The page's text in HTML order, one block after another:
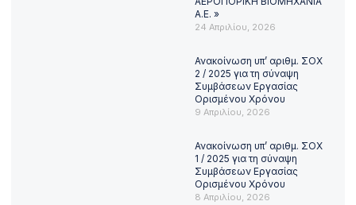
Α.Ε. »
24 Απριλίου, 2026
Ανακοίνωση υπ’ αριθμ. ΣΟΧ
2 / 2025 για τη σύναψη
Συμβάσεων Εργασίας
Ορισμένου Χρόνου
9 Απριλίου, 2026
Ανακοίνωση υπ’ αριθμ. ΣΟΧ
1 / 2025 για τη σύναψη
Συμβάσεων Εργασίας
Ορισμένου Χρόνου
8 Απριλίου, 2026